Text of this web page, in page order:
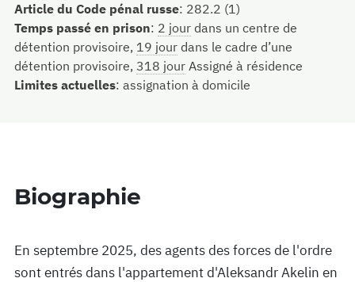
Article du Code pénal russe: 282.2 (1)
Temps passé en prison: 2 jour dans un centre de
détention provisoire, 19 jour dans le cadre d’une
détention provisoire, 318 jour Assigné à résidence
Limites actuelles: assignation à domicile
Biographie
En septembre 2025, des agents des forces de l'ordre
sont entrés dans l'appartement d'Aleksandr Akelin en